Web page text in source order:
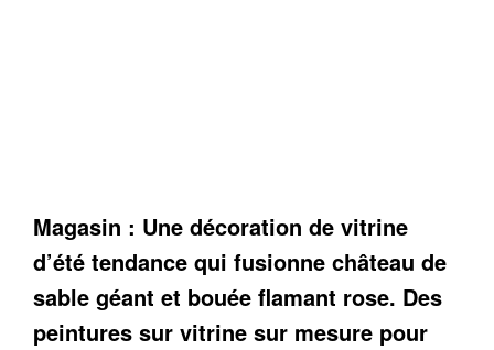
Magasin : Une décoration de vitrine
d’été tendance qui fusionne château de
sable géant et bouée flamant rose. Des
peintures sur vitrine sur mesure pour